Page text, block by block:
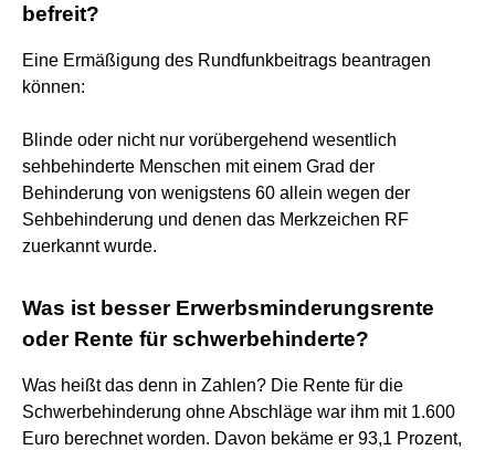
befreit?
Eine Ermäßigung des Rundfunkbeitrags beantragen
können:
Blinde oder nicht nur vorübergehend wesentlich
sehbehinderte Menschen mit einem Grad der
Behinderung von wenigstens 60 allein wegen der
Sehbehinderung und denen das Merkzeichen RF
zuerkannt wurde.
Was ist besser Erwerbsminderungsrente
oder Rente für schwerbehinderte?
Was heißt das denn in Zahlen? Die Rente für die
Schwerbehinderung ohne Abschläge war ihm mit 1.600
Euro berechnet worden. Davon bekäme er 93,1 Prozent,